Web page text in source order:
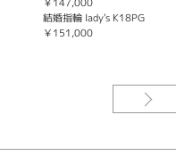
結婚指輪 lady's K18PG
￥151,000